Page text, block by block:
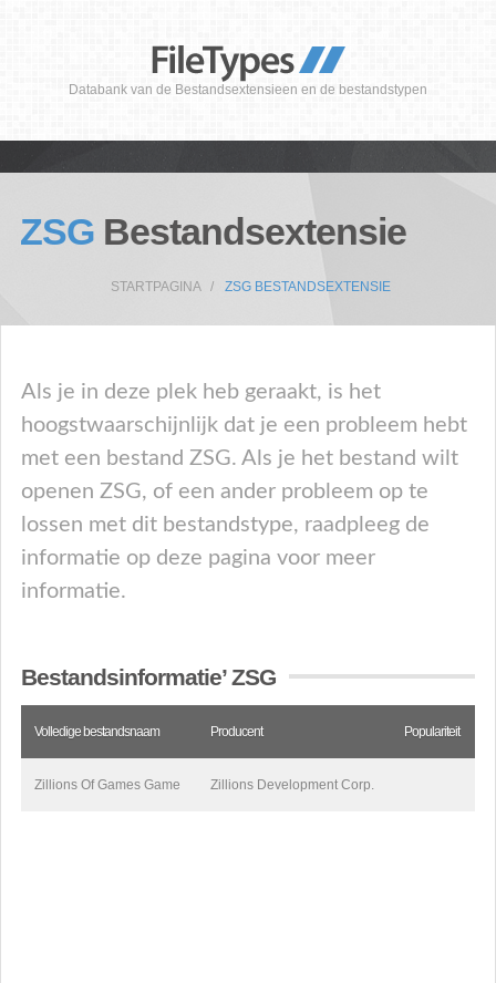
Databank van de Bestandsextensieen en de bestandstypen
ZSG Bestandsextensie
STARTPAGINA ZSG BESTANDSEXTENSIE
Als je in deze plek heb geraakt, is het
hoogstwaarschijnlijk dat je een probleem hebt
met een bestand ZSG. Als je het bestand wilt
openen ZSG, of een ander probleem op te
lossen met dit bestandstype, raadpleeg de
informatie op deze pagina voor meer
informatie.
Bestandsinformatie’ ZSG
Volledige bestandsnaam Producent Populariteit
Zillions Of Games Game Zillions Development Corp.